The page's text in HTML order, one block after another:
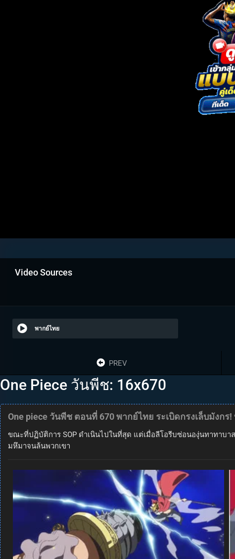
Video Sources
พากย์ไทย
PREV
One Piece วันพีช: 16x670
One piece วันพีช ตอนที่ 670 พากย์ไทย ระเบิดกรงเล็บมังก
ขณะที่ปฏิบัติการ SOP ดำเนินไปในที่สุด แต่เมื่อลีโอรีบซ่อนองุ่นทาทาบ
มหึมาจนล้นพวกเขา